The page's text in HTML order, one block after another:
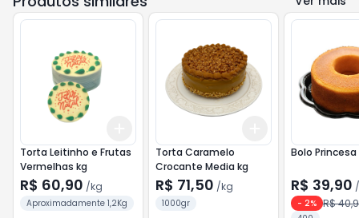
Torta Leitinho e Frutas
Vermelhas kg
R$ 60,90 /kg
Aproximadamente 1,2Kg
Torta Caramelo
Crocante Media kg
R$ 71,50 /kg
1000gr
Bolo Princesa
R$ 39,90 /
- 2% R$